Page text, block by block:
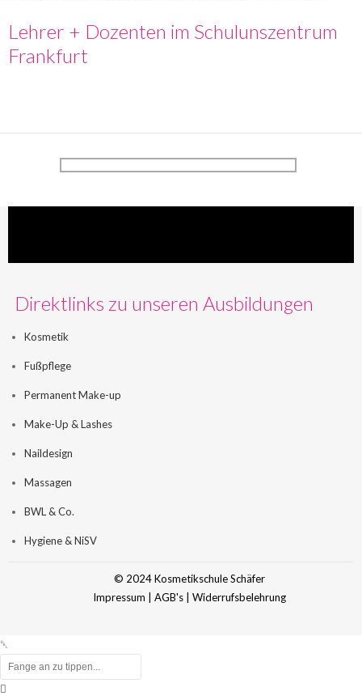
Lehrer + Dozenten im Schulunszentrum
Frankfurt
Direktlinks zu unseren Ausbildungen
Kosmetik
Fußpflege
Permanent Make-up
Make-Up & Lashes
Naildesign
Massagen
BWL & Co.
Hygiene & NiSV
© 2024 Kosmetikschule Schäfer
Impressum
AGB's| Widerrufsbelehrung